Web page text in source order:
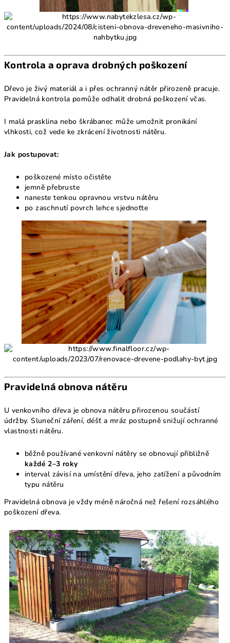
Kontrola a oprava drobných poškození
Dřevo je živý materiál a i přes ochranný nátěr přirozeně pracuje.
Pravidelná kontrola pomůže odhalit drobná poškození včas.
I malá prasklina nebo škrábanec může umožnit pronikání
vlhkosti, což vede ke zkrácení životnosti nátěru.
Jak postupovat:
poškozené místo očistěte
jemně přebruste
naneste tenkou opravnou vrstvu nátěru
po zaschnutí povrch lehce sjednoťte
Pravidelná obnova nátěru
U venkovního dřeva je obnova nátěru přirozenou součástí
údržby. Sluneční záření, déšť a mráz postupně snižují ochranné
vlastnosti nátěru.
běžně používané venkovní nátěry se obnovují přibližně
každé 2–3 roky
interval závisí na umístění dřeva, jeho zatížení a původním
typu nátěru
Pravidelná obnova je vždy méně náročná než řešení rozsáhlého
poškození dřeva.